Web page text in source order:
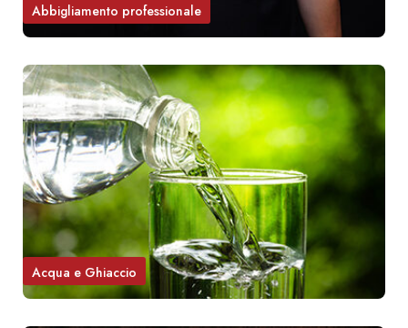
Abbigliamento professionale
Acqua e Ghiaccio